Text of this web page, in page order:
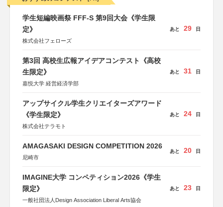
学生短編映画祭 FFF-S 第9回大会《学生限
定》
株式会社フェローズ
あと 29 日
第3回 高校生広報アイデアコンテスト《高校
生限定》
嘉悦大学 経営経済学部
あと 31 日
アップサイクル学生クリエイターズアワード
《学生限定》
株式会社テラモト
あと 24 日
AMAGASAKI DESIGN COMPETITION 2026
尼崎市
あと 20 日
IMAGINE大学 コンペティション2026《学生
限定》
一般社団法人Design Association Liberal Arts協会
あと 23 日